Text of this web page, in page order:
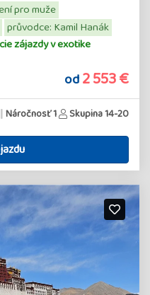
pro muže
průvodce: Kamil Hanák
zájazdy v exotike
od2 553 €
Náročnosť 1 Skupina 14-20